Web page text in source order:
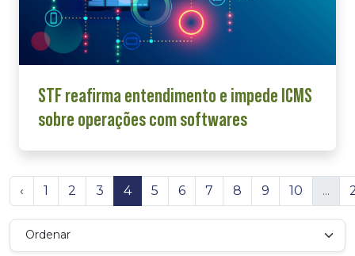
STF reafirma entendimento e impede ICMS
sobre operações com softwares
‹ 1 2 3 4 5 6 7 8 9 10 ...